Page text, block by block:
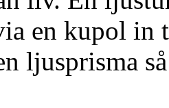
en kupol in
ljusprisma